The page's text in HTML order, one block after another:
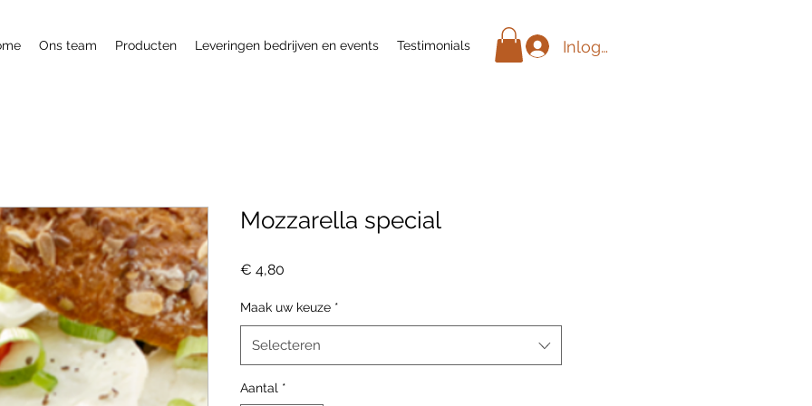
Ons team Producten Leveringen bedrijven en events Testimonials Inloggen
Mozzarella special
€ 4,80
Maak uw keuze *
Selecteren
Aantal *